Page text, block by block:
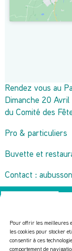
Pour offrir les meilleures
les cookies pour stocker
consentir à ces
comportement de
Rendez vous au
Dimanche 20
du Comité des
Pro & particuliers
Buvette et
Contact :